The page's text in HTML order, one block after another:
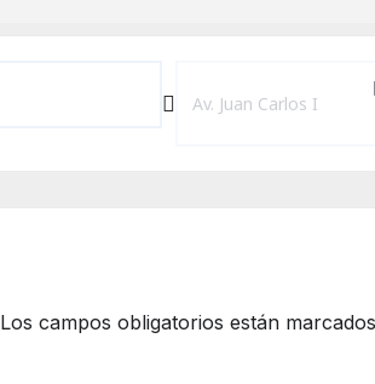
Destination Address -
Los campos obligatorios están